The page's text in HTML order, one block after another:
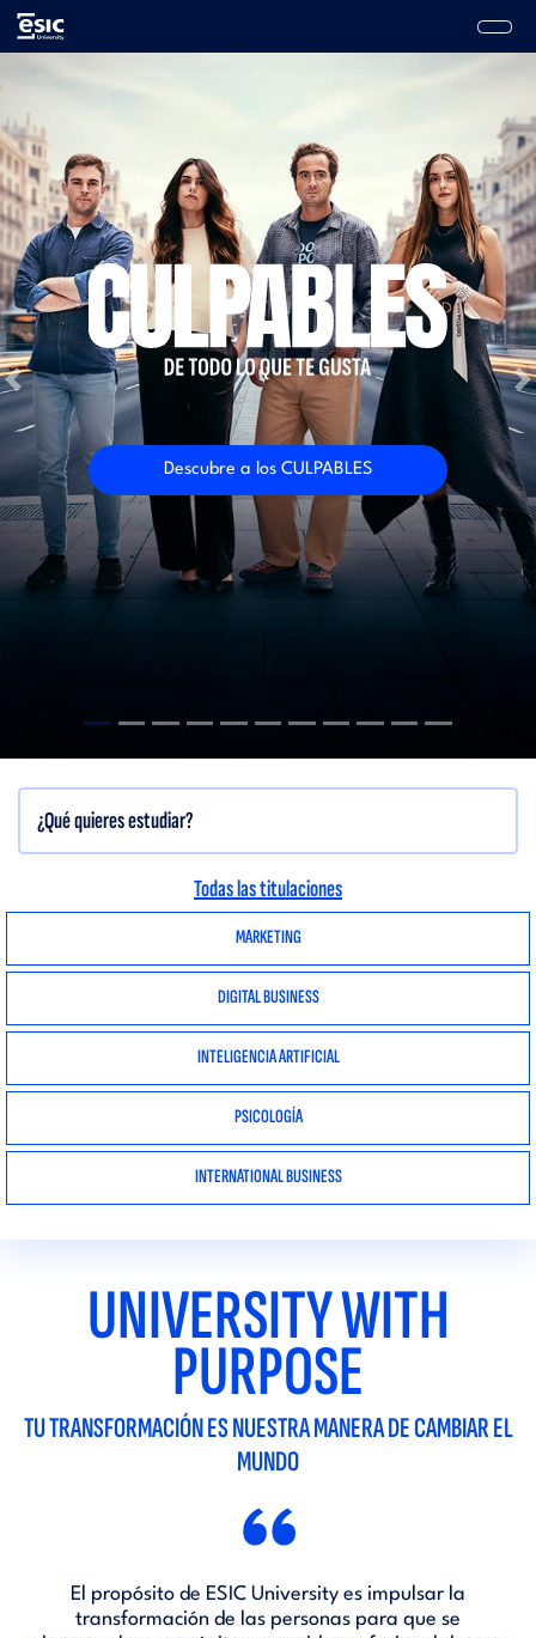
Pasar
Previous
Descubre a los CULPABLES
MARKETING
DIGITAL BUSINESS
INTELIGENCIA ARTIFICIAL
PSICOLOGÍA
INTERNATIONAL BUSINESS
Todas las titulaciones
UNIVERSITY WITH
PURPOSE
TU TRANSFORMACIÓN ES NUESTRA MANERA DE CAMBIAR EL
MUNDO
“
El propósito de ESIC University es impulsar la
transformación de las personas para que se